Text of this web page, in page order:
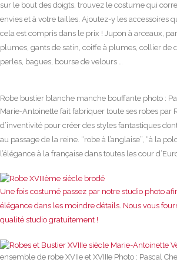
sur le bout des doigts, trouvez le costume qui
envies et à votre tailles. Ajoutez-y les accessoires
cela est compris dans le prix ! Jupon à arceaux,
plumes, gants de satin, coiffe à plumes, collier de
perles, bagues, bourse de velours …
Robe bustier blanche manche bouffante photo :
Marie-Antoinette fait fabriquer toute ses robes par
d’inventivité pour créer des styles fantastiques
au passage de la reine. “robe à l’anglaise”, “à la
l’élégance à la française dans toutes les cour
Une fois costumé passez par notre studio photo
élégance dans les moindre détails. Nous vous
qualité studio gratuitement !
ensemble de robe XVIIe et XVIIIe Photo : Pascal